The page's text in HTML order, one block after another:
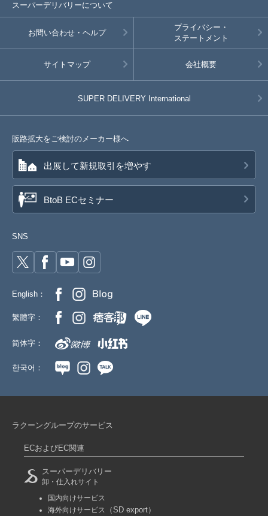
スーパーデリバリーについて
お問い合わせ・ヘルプ
プライバシー・
ステートメント
サイトマップ 会社概要
SUPER DELIVERY International
販路拡大をご検討のメーカー様へ
出展して新規取引を増やす
BtoB ECセミナー
SNS
English：
繁體字：
简体字：
한국어：
ラクーングループのサービス
ECおよびEC関連
スーパーデリバリー
卸・仕入れサイト
国内向けサービス
海外向けサービス
（SD export）